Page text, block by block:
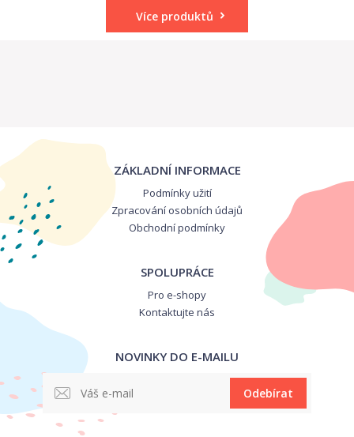
Více produktů
ZÁKLADNÍ INFORMACE
Podmínky užití
Zpracování osobních údajů
Obchodní podmínky
SPOLUPRÁCE
Pro e-shopy
Kontaktujte nás
NOVINKY DO E-MAILU
Odebírat